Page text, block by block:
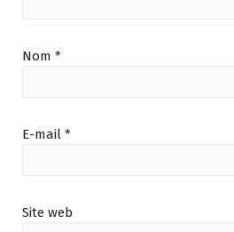
Nom *
E-mail *
Site web